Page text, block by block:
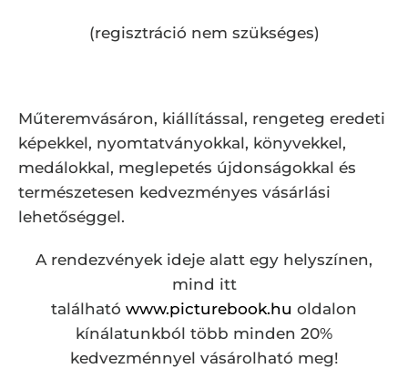
(regisztráció nem szükséges)
Műteremvásáron, kiállítással, rengeteg eredeti
képekkel, nyomtatványokkal, könyvekkel,
medálokkal, meglepetés újdonságokkal és
természetesen kedvezményes vásárlási
lehetőséggel.
A rendezvények ideje alatt egy helyszínen,
mind itt
található www.picturebook.hu oldalon
kínálatunkból több minden 20%
kedvezménnyel vásárolható meg!